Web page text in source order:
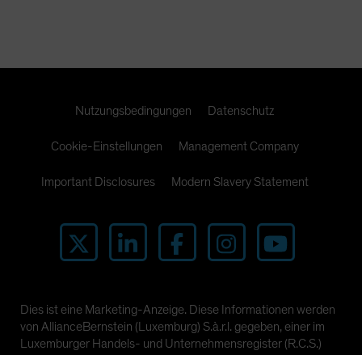
Nutzungsbedingungen Datenschutz
Cookie-Einstellungen Management Company
Important Disclosures Modern Slavery Statement
Dies ist eine Marketing-Anzeige. Diese Informationen werden
von AllianceBernstein (Luxemburg) S.à.r.l. gegeben, einer im
Luxemburger Handels- und Unternehmensregister (R.C.S.)